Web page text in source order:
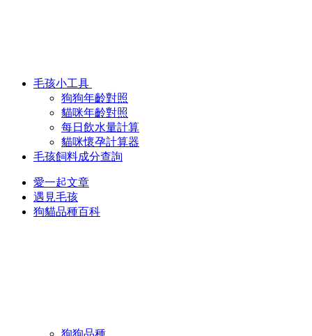
毛孩小工具
狗狗年齡對照
貓咪年齡對照
每日飲水量計算
貓咪懷孕計算器
毛孩飼料成分查詢
愛一起文章
遇見毛孩
狗貓品種百科
狗狗品種